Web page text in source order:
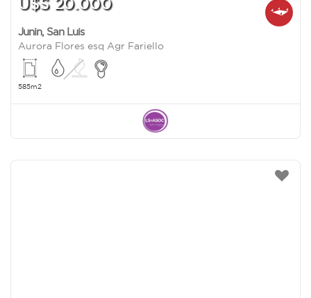
U$S 20.000
Junin, San Luis
Aurora Flores esq Agr Fariello
585m2